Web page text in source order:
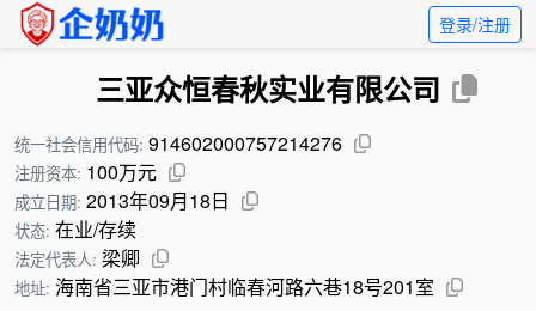
登录/注册
三亚众恒春秋实业有限公司
统一社会信用代码: 914602000757214276
注册资本: 100万元
成立日期: 2013年09月18日
状态: 在业/存续
法定代表人: 梁卿
地址: 海南省三亚市港门村临春河路六巷18号201室